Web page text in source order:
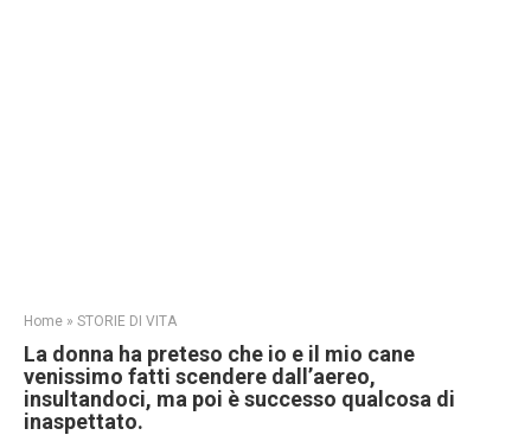
Home » STORIE DI VITA
La donna ha preteso che io e il mio cane
venissimo fatti scendere dall’aereo,
insultandoci, ma poi è successo qualcosa di
inaspettato.